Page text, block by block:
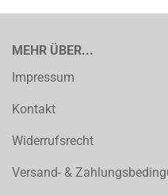
MEHR ÜBER...
Impressum
Kontakt
Widerrufsrecht
Versand- &